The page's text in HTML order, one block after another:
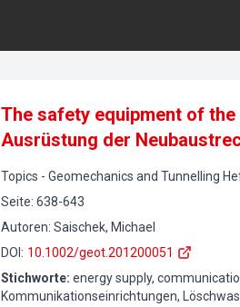
The safety equipment of
Ausrüstung der
Topics - Geomechanics and Tunnelling
Seite: 638-643
Autoren: Saischek, Michael
DOI : 10.1002/geot.201200051
Stichworte: energy supply,
Kommunikationseinrichtungen,